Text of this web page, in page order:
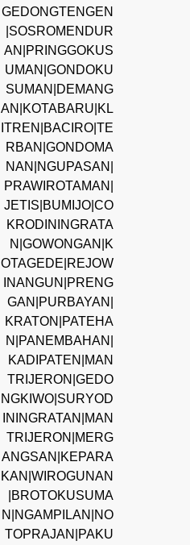
GEDONGTENGEN
|SOSROMENDUR
AN|PRINGGOKUS
UMAN|GONDOKU
SUMAN|DEMANG
AN|KOTABARU|KL
ITREN|BACIRO|TE
RBAN|GONDOMA
NAN|NGUPASAN|
PRAWIROTAMAN|
JETIS|BUMIJO|CO
KRODININGRATA
N|GOWONGAN|K
OTAGEDE|REJOW
INANGUN|PRENG
GAN|PURBAYAN|
KRATON|PATEHA
N|PANEMBAHAN|
KADIPATEN|MAN
TRIJERON|GEDO
NGKIWO|SURYOD
ININGRATAN|MAN
TRIJERON|MERG
ANGSAN|KEPARA
KAN|WIROGUNAN
|BROTOKUSUMA
N|NGAMPILAN|NO
TOPRAJAN|PAKU